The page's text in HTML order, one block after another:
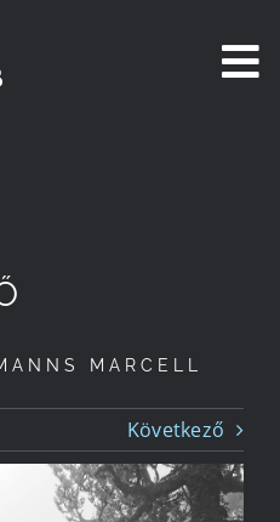
MARCELL
Következő